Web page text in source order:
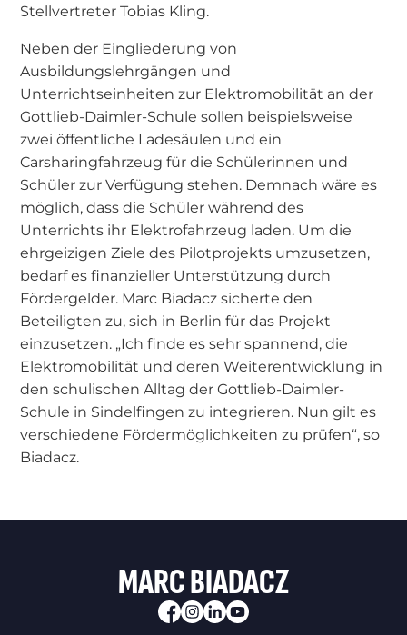
Stellvertreter Tobias Kling.
Neben der Eingliederung von
Ausbildungslehrgängen und
Unterrichtseinheiten zur Elektromobilität an der
Gottlieb-Daimler-Schule sollen beispielsweise
zwei öffentliche Ladesäulen und ein
Carsharingfahrzeug für die Schülerinnen und
Schüler zur Verfügung stehen. Demnach wäre es
möglich, dass die Schüler während des
Unterrichts ihr Elektrofahrzeug laden. Um die
ehrgeizigen Ziele des Pilotprojekts umzusetzen,
bedarf es finanzieller Unterstützung durch
Fördergelder. Marc Biadacz sicherte den
Beteiligten zu, sich in Berlin für das Projekt
einzusetzen. „Ich finde es sehr spannend, die
Elektromobilität und deren Weiterentwicklung in
den schulischen Alltag der Gottlieb-Daimler-
Schule in Sindelfingen zu integrieren. Nun gilt es
verschiedene Fördermöglichkeiten zu prüfen“, so
Biadacz.
MARC BIADACZ